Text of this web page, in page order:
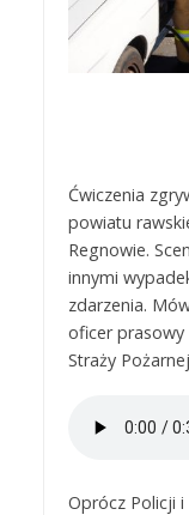
Ćwiczenia
powiatu
Regnowie.
innymi
zdarzenia.
oficer
Straży
Oprócz Policji